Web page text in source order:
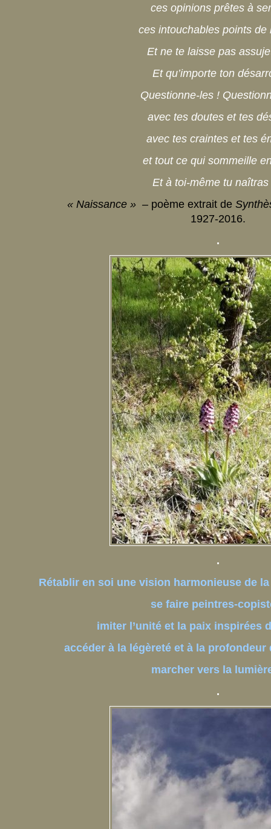
ces opinions prêtes à
ces intouchables points de
Et ne te laisse pas
Et qu’importe ton
Questionne-les !
avec tes doutes et tes
avec tes craintes et tes
et tout ce qui sommeille
Et à toi-même tu naîtras
« Naissance » – poème extrait de
1927-2016.
.
.
Rétablir en soi une vision harmonieuse de
se faire peintres-
imiter l’unité et la paix inspirées
accéder à la légèreté et à la profondeur
marcher vers la
.